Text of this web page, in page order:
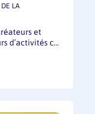
LA
et
d’activités c…